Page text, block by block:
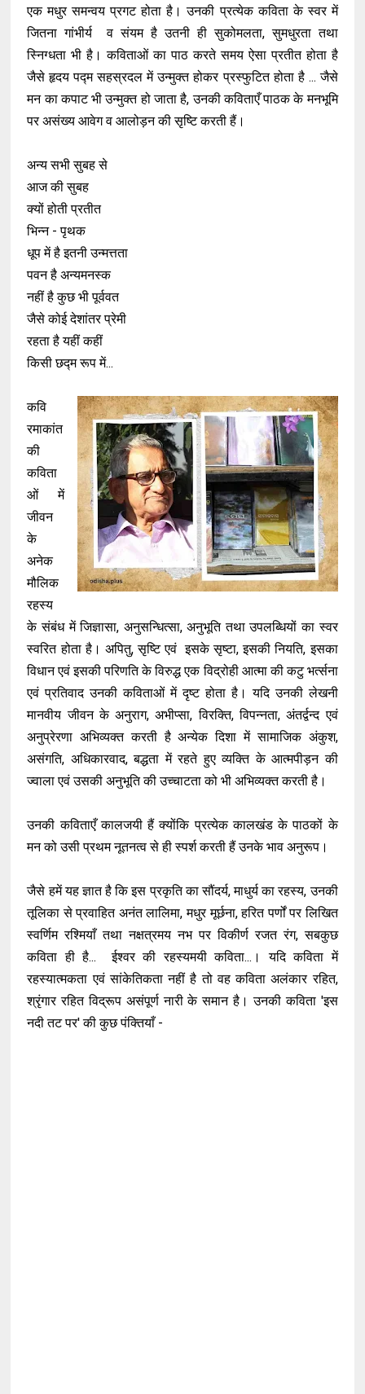
एक मधुर समन्वय प्रगट होता है। उनकी प्रत्येक कविता के स्वर में
जितना गांभीर्य व संयम है उतनी ही सुकोमलता, सुमधुरता तथा
स्निग्धता भी है। कविताओं का पाठ करते समय ऐसा प्रतीत होता है
जैसे हृदय पद्म सहस्रदल में उन्मुक्त होकर प्रस्फुटित होता है ... जैसे
मन का कपाट भी उन्मुक्त हो जाता है, उनकी कविताएँ पाठक के मनभूमि
पर असंख्य आवेग व आलोड़न की सृष्टि करती हैं।
अन्य सभी सुबह से
आज की सुबह
क्यों होती प्रतीत
भिन्न - पृथक
धूप में है इतनी उन्मत्तता
पवन है अन्यमनस्क
नहीं है कुछ भी पूर्ववत
जैसे कोई देशांतर प्रेमी
रहता है यहीं कहीं
किसी छद्म रूप में...
कवि
रमाकांत
की
कविता
ओं में
जीवन
के
अनेक
मौलिक
रहस्य
के संबंध में जिज्ञासा, अनुसन्धित्सा, अनुभूति तथा उपलब्धियों का स्वर
स्वरित होता है। अपितु, सृष्टि एवं इसके सृष्टा, इसकी नियति, इसका
विधान एवं इसकी परिणति के विरुद्ध एक विद्रोही आत्मा की कटु भर्त्सना
एवं प्रतिवाद उनकी कविताओं में दृष्ट होता है। यदि उनकी लेखनी
मानवीय जीवन के अनुराग, अभीप्सा, विरक्ति, विपन्नता, अंतर्द्वन्द एवं
अनुप्रेरणा अभिव्यक्त करती है अन्येक दिशा में सामाजिक अंकुश,
असंगति, अधिकारवाद, बद्धता में रहते हुए व्यक्ति के आत्मपीड़न की
ज्वाला एवं उसकी अनुभूति की उच्चाटता को भी अभिव्यक्त करती है।
उनकी कविताएँ कालजयी हैं क्योंकि प्रत्येक कालखंड के पाठकों के
मन को उसी प्रथम नूतनत्व से ही स्पर्श करती हैं उनके भाव अनुरूप।
जैसे हमें यह ज्ञात है कि इस प्रकृति का सौंदर्य, माधुर्य का रहस्य, उनकी
तूलिका से प्रवाहित अनंत लालिमा, मधुर मूर्छना, हरित पर्णों पर लिखित
स्वर्णिम रश्मियाँ तथा नक्षत्रमय नभ पर विकीर्ण रजत रंग, सबकुछ
कविता ही है... ईश्वर की रहस्यमयी कविता...। यदि कविता में
रहस्यात्मकता एवं सांकेतिकता नहीं है तो वह कविता अलंकार रहित,
श्रृंगार रहित विद्रूप असंपूर्ण नारी के समान है। उनकी कविता 'इस
नदी तट पर' की कुछ पंक्तियाँ -